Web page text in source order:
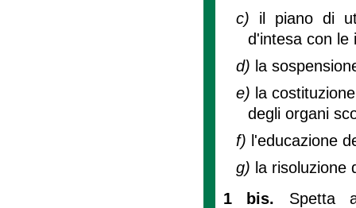
c) il piano di
d'intesa con le
d) la
e) la
degli organi
f) l'educazione
g) la risoluzione
1 bis. Spetta